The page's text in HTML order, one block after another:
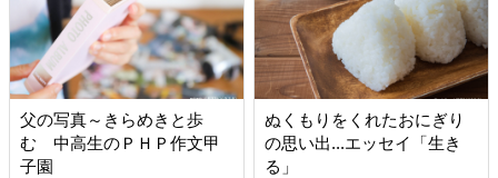
父の写真～きらめきと歩
む 中高生のＰＨＰ作文甲
子園
ぬくもりをくれたおにぎり
の思い出...エッセイ「生き
る」